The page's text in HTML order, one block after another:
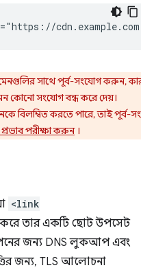
সাথে পূর্ব-সংযোগ করুন,
কোনো সংযোগ বন্ধ করে দেয়।
বিলম্বিত করতে পারে, তাই পূর্ব-
পরীক্ষা করুন।
<link
করে তার একটি ছোট উপসেট
জন্য DNS লুকআপ এবং
জন্য, TLS আলোচনা